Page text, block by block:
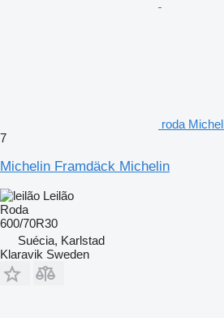
roda
7
Michelin Framdäck Michelin
Leilão
Roda
600/70R30
Suécia, Karlstad
Klaravik Sweden